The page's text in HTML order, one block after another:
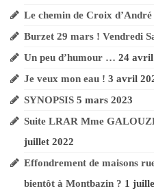
Chaîne Youtube
Vidéos YOUTUBE
Montbazin
La Vène & ses
Je veux
!
Le chemin de Croix
Burzet 29 mars ! Vendredi
Un peu d’humour … 24 avril
Je veux mon eau ! 3 avril
SYNOPSIS 5 mars 2023
Suite LRAR Mme
juillet 2022
Effondrement de maisons
bientôt à Montbazin ? 1